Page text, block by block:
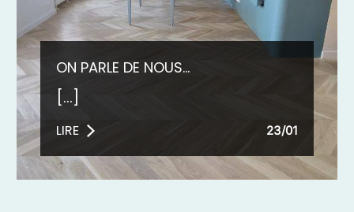
ON PARLE DE NOUS...
[...]
LIRE 23/01